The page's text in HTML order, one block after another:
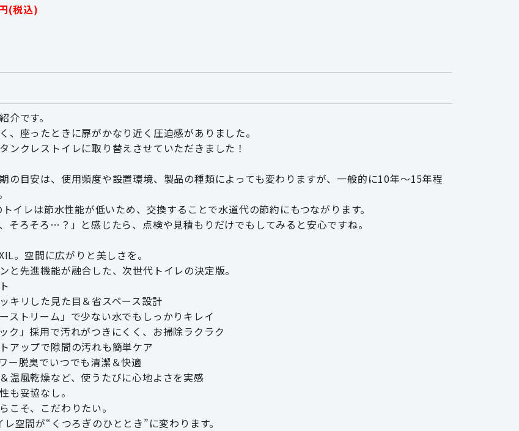
(税込)
介です。
、座ったときに扉がかなり近く圧迫感がありました。
ンクレストイレに取り替えさせていただきました！
の目安は、使用頻度や設置環境、製品の種類によっても変わりますが、一般的に10年〜15年程
イレは節水性能が低いため、交換することで水道代の節約にもつながります。
そろそろ…？」と感じたら、点検や見積もりだけでもしてみると安心ですね。
。空間に広がりと美しさを。
と先進機能が融合した、次世代トイレの決定版。
キリした見た目＆省スペース設計
ストリーム」で少ない水でもしっかりキレイ
ク」採用で汚れがつきにくく、お掃除ラクラク
アップで隙間の汚れも簡単ケア
ー脱臭でいつでも清潔＆快適
温風乾燥など、使うたびに心地よさを実感
も妥協なし。
こそ、こだわりたい。
空間が“くつろぎのひととき”に変わります。